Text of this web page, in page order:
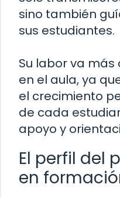
sino también
sus estudiantes.
Su labor va
en el aula, ya
el crecimiento
de cada
apoyo y
El perfil del
en